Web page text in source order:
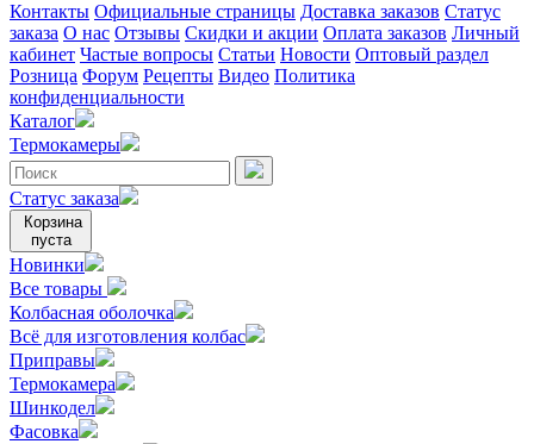
Контакты Официальные страницы Доставка заказов Статус
заказа О нас Отзывы Скидки и акции Оплата заказов Личный
кабинет Частые вопросы Статьи Новости Оптовый раздел
Розница Форум Рецепты Видео Политика
конфиденциальности
Каталог
Термокамеры
Статус заказа
Корзина
пуста
Новинки
Все товары
Колбасная оболочка
Всё для изготовления колбас
Приправы
Термокамера
Шинкодел
Фасовка